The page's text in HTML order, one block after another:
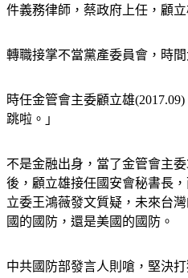
件義務律師，蔡政府上任，顧
轉職接掌不當黨產委員會，時間
時任金管會主委顧立雄
跳啦。」
不是金融出身，當了金管會主
後，顧立雄接任國安會秘書長
立委王鴻薇發文質疑，未來台
國的國防，還是美國的國防。
中共國防部發言人則嗆，堅決